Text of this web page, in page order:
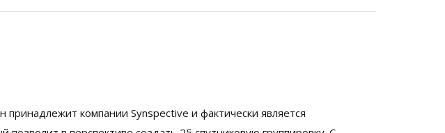
принадлежит компании Synspective и фактически является